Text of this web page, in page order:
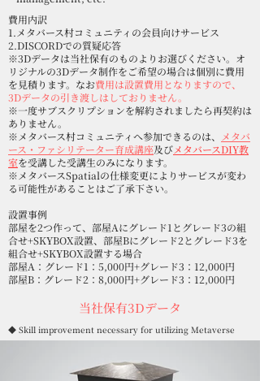
費用内訳
1.メタバース村コミュニティの会員向けサービス
2.DISCORDでの質疑応答
​※3Dデータは当社保有のものよりお選びください。オ
リジナルの3Dデータ制作をご希望の場合は個別に費用
を見積ります。なお費用は設置費用となりますので、
3Dデータの引き渡しはしておりません。
※一度サブスクリプションを解約されましたら再契約は
ありません。
※メタバース村コミュニティへ参加できるのは、
メタバ
ース・ファシリテーター育成講座及びメタバースDIY教
室を受講した受講生のみになります。
​※メタバースSpatialの仕様変更によりサービスが変わ
る可能性があることはご了承下さい。
設置事例
部屋を2つ作って、部屋Aにグレード1とグレード3の組
合せ+SKYBOX設置、部屋Bにグレード2とグレード3を
組合せ+SKYBOX設置する場合
部屋A：グレード1：5,000円+グレード3：12,000円
部屋B：​グレード2：8,000円+​グレード3：12,000円
当社保有3Dデータ
◆ Skill improvement necessary for utilizing Metaverse